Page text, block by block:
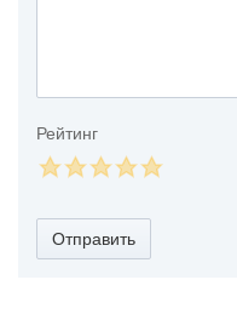
Рейтинг
Отправить